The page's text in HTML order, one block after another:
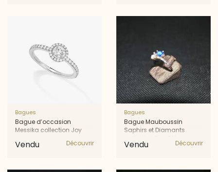
Bagues
Bague d’occasion
Messika collection Joy
Vendu Découvrir
Bagues
Bague Mauboussin
Saphirs et Diamants
Vendu Découvrir